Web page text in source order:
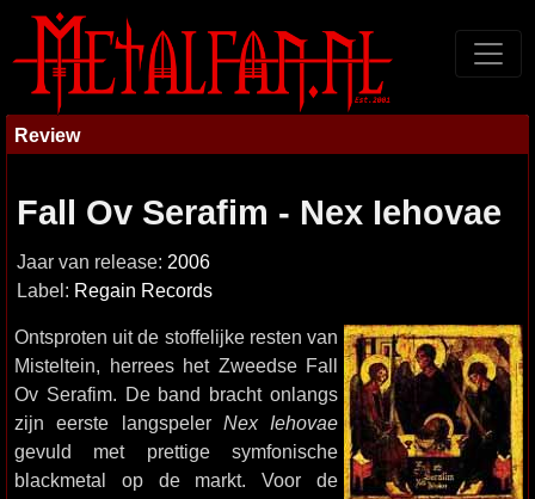
Review
Fall Ov Serafim - Nex Iehovae
Jaar van release: 2006
Label: Regain Records
Ontsproten uit de stoffelijke resten van
Misteltein, herrees het Zweedse Fall
Ov Serafim. De band bracht onlangs
zijn eerste langspeler Nex Iehovae
gevuld met prettige symfonische
blackmetal op de markt. Voor de